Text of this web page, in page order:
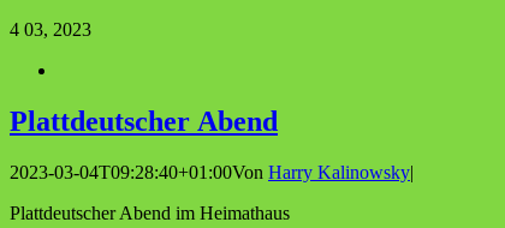
4 03, 2023
Platt­deut­scher Abend
2023-03-04T09:28:40+01:00Von Harry Kalinowsky|
Plattdeutscher Abend im Heimathaus